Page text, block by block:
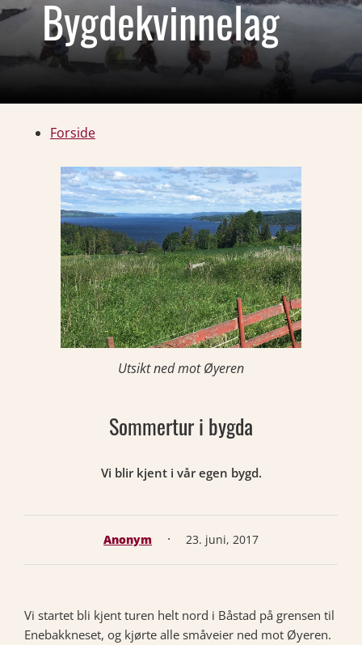
Bygdekvinnelag
Forside
Utsikt ned mot Øyeren
Sommertur i bygda
Vi blir kjent i vår egen bygd.
Anonym · 23. juni, 2017
Vi startet bli kjent turen helt nord i Båstad på grensen til
Enebakkneset, og kjørte alle småveier ned mot Øyeren.